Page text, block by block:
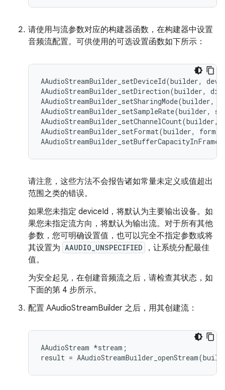
请使用与流参数对应的构建器函数，在构建器中设置
音频流配置。可供使用的可选设置函数如下所示：
AAudioStreamBuilder_setDeviceId(builder,
AAudioStreamBuilder_setDirection(builder,
AAudioStreamBuilder_setSharingMode(builder,
AAudioStreamBuilder_setSampleRate(builder,
AAudioStreamBuilder_setChannelCount(builder,
AAudioStreamBuilder_setFormat(builder,
请注意，这些方法不会报告诸如常量未定义或值超出
范围之类的错误。
如果您未指定 deviceId，将默认为主要输出设备。如
果您未指定流方向，将默认为输出流。对于所有其他
参数，您可明确设置值，也可以完全不指定参数或将
其设置为 AAUDIO_UNSPECIFIED
，让系统分配最佳
值。
为安全起见，在创建音频流之后，请检查其状态，如
下面的第 4 步所示。
配置 AAudioStreamBuilder 之后，用其创建流：
AAudioStream *stream;